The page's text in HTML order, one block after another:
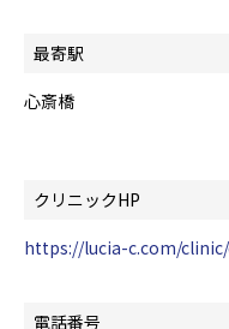
最寄駅
心斎橋
クリニックHP
https://lucia-c.com/
電話番号